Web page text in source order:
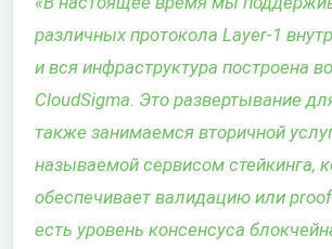
различных протокола Layer-1
и вся инфраструктура построена
CloudSigma. Это развертывание
также занимаемся вторичной
называемой сервисом стейкинга,
обеспечивает валидацию или
есть уровень консенсуса